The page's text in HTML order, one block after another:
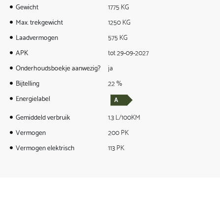
Gewicht
1775 KG
Max. trekgewicht
1250 KG
Laadvermogen
575 KG
APK
tot 29-09-2027
Onderhoudsboekje aanwezig?
ja
Bijtelling
22 %
Energielabel
Gemiddeld verbruik
1.3 L/100KM
Vermogen
200 PK
Vermogen elektrisch
113 PK